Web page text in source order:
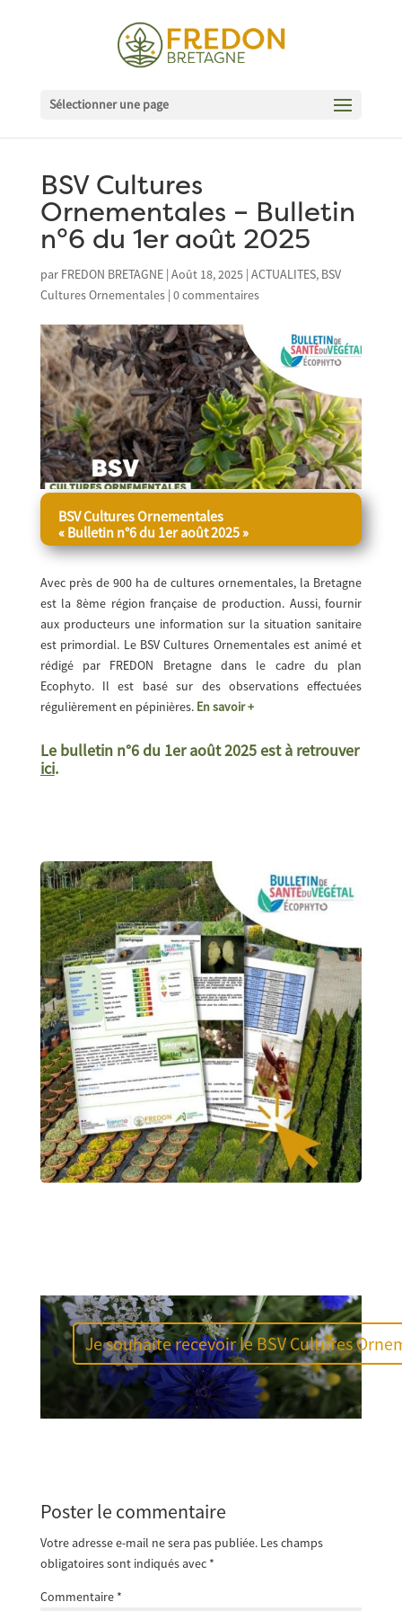
Sélectionner une page
BSV Cultures
Ornementales – Bulletin
n°6 du 1er août 2025
par FREDON BRETAGNE| Août 18, 2025| ACTUALITES, BSV
Cultures Ornementales| 0 commentaires
BSV Cultures Ornementales
« Bulletin n°6 du 1er août 2025 »
Avec près de 900 ha de cultures ornementales, la Bretagne
est la 8ème région française de production. Aussi, fournir
aux producteurs une information sur la situation sanitaire
est primordial. Le BSV Cultures Ornementales est animé et
rédigé par FREDON Bretagne dans le cadre du plan
Ecophyto. Il est basé sur des observations effectuées
régulièrement en pépinières. En savoir +
Le bulletin n°6 du 1er août 2025 est à retrouver
ici.
Je souhaite recevoir le BSV Cultures
Poster le commentaire
Votre adresse e-mail ne sera pas publiée. Les champs
obligatoires sont indiqués avec *
Commentaire *